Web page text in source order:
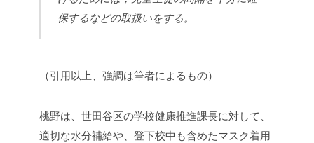
保するなどの取扱いをする。
（引用以上、強調は筆者によるもの）
桃野は、世田谷区の学校健康推進課長に対して、
適切な水分補給や、登下校中も含めたマスク着用